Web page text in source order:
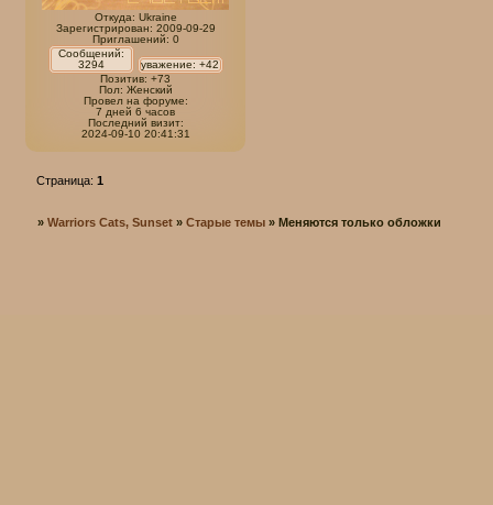
Откуда: Ukraine
Зарегистрирован: 2009-09-29
Приглашений: 0
Сообщений:
3294
уважение: +42
Позитив: +73
Пол: Женский
Провел на форуме:
7 дней 6 часов
Последний визит:
2024-09-10 20:41:31
Страница:1
»Warriors Cats, Sunset »Старые темы »Меняются только обложки